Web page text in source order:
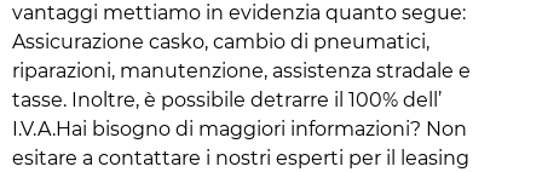
vantaggi mettiamo in evidenzia quanto segue:
Assicurazione casko, cambio di pneumatici,
riparazioni, manutenzione, assistenza stradale e
tasse. Inoltre, è possibile detrarre il 100% dell’
I.V.A.Hai bisogno di maggiori informazioni? Non
esitare a contattare i nostri esperti per il leasing